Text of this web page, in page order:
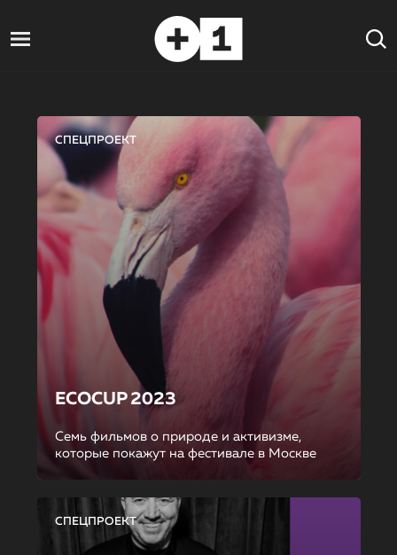
СПЕЦПРОЕКТ
ECOCUP 2023
Семь фильмов о природе и активизме,
которые покажут на фестивале в Москве
СПЕЦПРОЕКТ